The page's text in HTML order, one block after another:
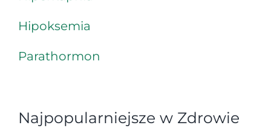
Hipoksemia
Parathormon
Najpopularniejsze w Zdrowie